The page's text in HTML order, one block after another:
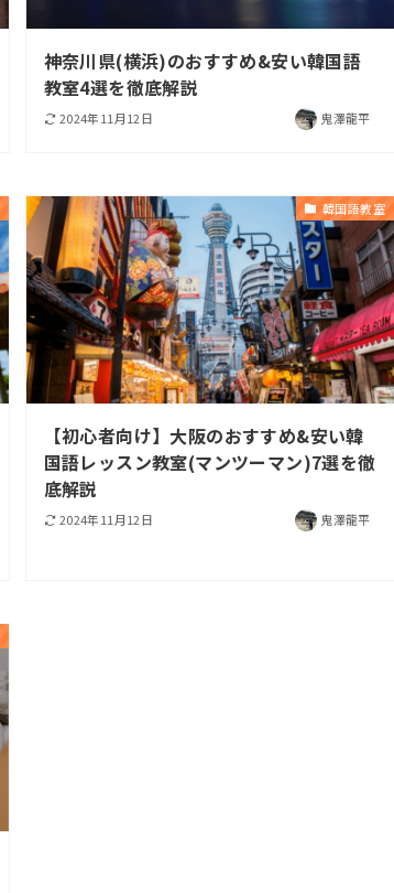
神奈川県(横浜)のおすすめ&安い韓国語
教室4選を徹底解説
2024年11月12日 鬼澤龍平
韓国語教室
【初心者向け】大阪のおすすめ&安い韓
国語レッスン教室(マンツーマン)7選を徹
底解説
2024年11月12日 鬼澤龍平